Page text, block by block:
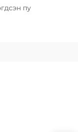
пу